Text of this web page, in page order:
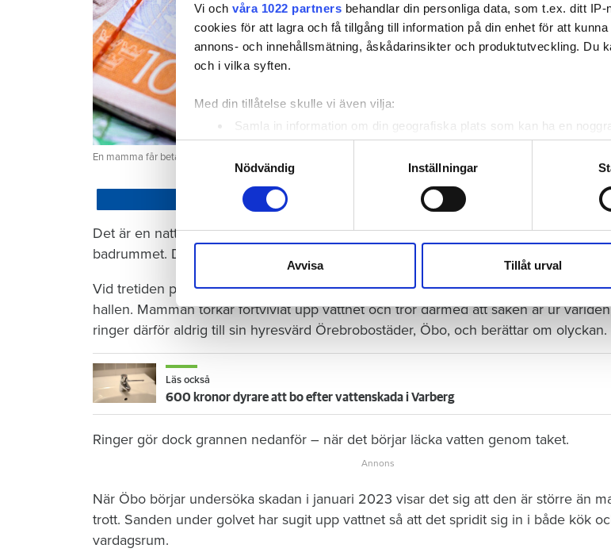
Vi och våra 1022 partners behandlar din personliga data, som t.ex. ditt
cookies för att lagra och få tillgång till information på din enhet för att
annons- och innehållsmätning, åskådarinsikter och produktutveckling. Du
och i vilka syften.
Med din tillåtelse skulle vi även vilja:
Samla in information om din geografiska plats som kan ha en
Identifiera din enhet genom att aktivt skanna den för specifika
Ta reda på mer om hur dina personliga uppgifter behandlas och ställ in dina
eller dra tillbaka ditt samtycke när som helst från cookie-förklaringen.
sociala medier och analysera vår trafik. Vi vidarebefordrar även sådana
till de sociala medier och annons- och analysföretag som vi samarbetar
Samtyckesval
Nödvändig
Inställningar
Avvisa Tillåt urval
Foto: Getty/ Tommy Andersson/
En mamma får betala 300 000 kronor efter att ett barn satt på en vattenkran. Arkivbild från en annan vattenskada.
Tweeta
Det är en natt hösten 2022. Barnet som har diagnostiserats med autism vaknar
badrummet. Där vrider barnet på kranen i duschen. Men hen stänger aldrig av
Vid tretiden på natten vaknar mamman och då har vattnet spridit sig i badrummet
hallen. Mamman torkar förtvivlat upp vattnet och tror därmed att saken är ur
ringer därför aldrig till sin hyresvärd Örebrobostäder, Öbo, och berättar om olyckan.
Läs också
600 kronor dyrare att bo efter vattenskada i Varberg
Ringer gör dock grannen nedanför – när det börjar läcka vatten genom taket.
När Öbo börjar undersöka skadan i januari 2023 visar det sig att den är större än
trott. Sanden under golvet har sugit upp vattnet så att det spridit sig in i både kök
vardagsrum.